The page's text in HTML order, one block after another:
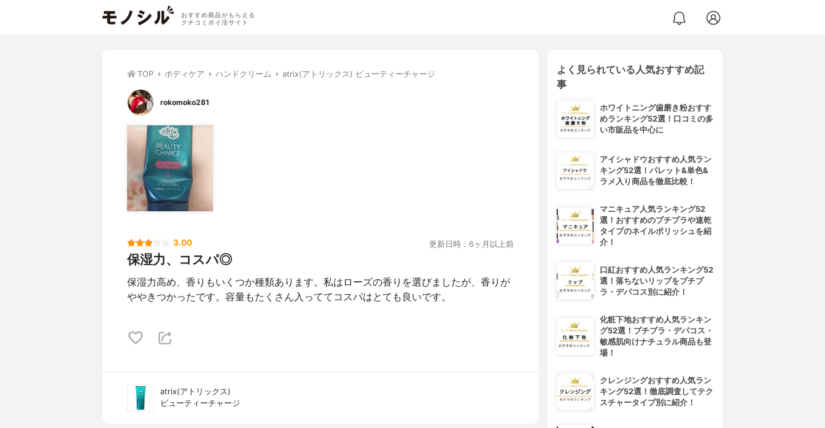
おすすめ商品がもらえる
クチコミポイ活サイト
TOP ボディケア ハンドクリーム atrix(アトリックス) ビューティーチャージ
rokomoko281
3.00 更新日時：6ヶ月以上前
保湿力、コスパ◎
保湿力高め、香りもいくつか種類あります。私はローズの香りを選びましたが、香りが
ややきつかったです。容量もたくさん入っててコスパはとても良いです。
atrix(アトリックス)
ビューティーチャージ
よく見られている人気おすすめ記
事
ホワイトニング歯磨き粉おすす
めランキング52選！口コミの多
い市販品を中心に
アイシャドウおすすめ人気ラン
キング52選！パレット&単色&
ラメ入り商品を徹底比較！
マニキュア人気ランキング52
選！おすすめのプチプラや速乾
タイプのネイルポリッシュを紹
介！
口紅おすすめ人気ランキング52
選！落ちないリップをプチプ
ラ・デパコス別に紹介！
化粧下地おすすめ人気ランキン
グ52選！プチプラ・デパコス・
敏感肌向けナチュラル商品も登
場！
クレンジングおすすめ人気ラン
キング52選！徹底調査してテク
スチャータイプ別に紹介！